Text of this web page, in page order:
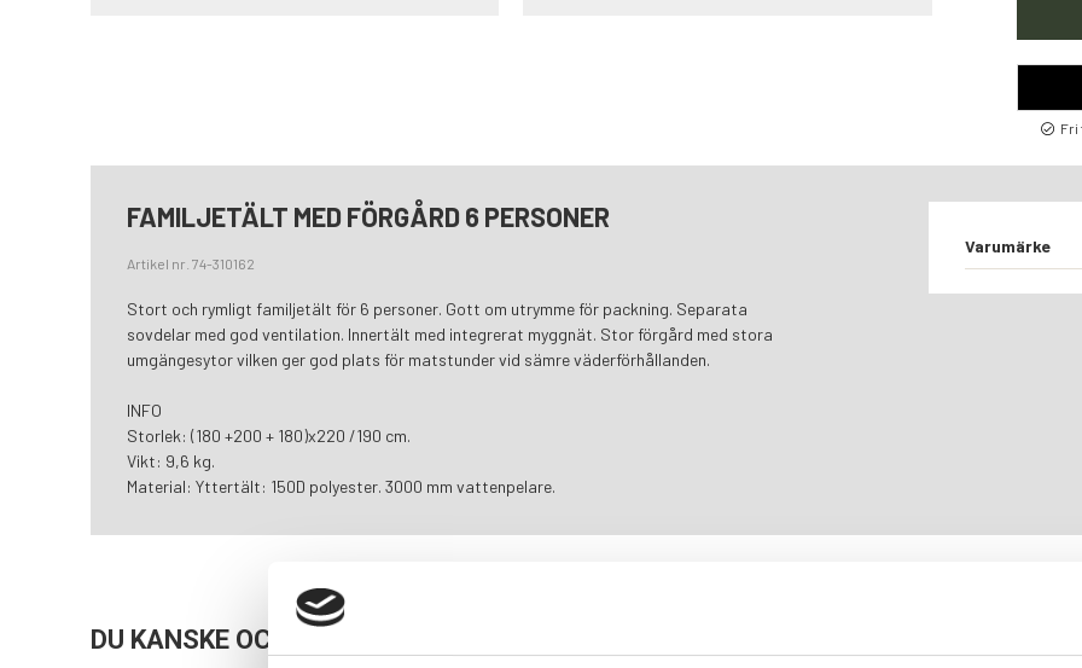
Fri
FAMILJETÄLT MED FÖRGÅRD 6 PERSONER
Artikel nr. 74-310162
Stort och rymligt familjetält för 6 personer. Gott om utrymme för packning. Separata
sovdelar med god ventilation. Innertält med integrerat myggnät. Stor förgård med stora
umgängesytor vilken ger god plats för matstunder vid sämre väderförhållanden.
INFO
Storlek: (180 +200 + 180)x220 /190 cm.
Vikt: 9,6 kg.
Material: Yttertält: 150D polyester. 3000 mm vattenpelare.
Varumärke
DU KANSKE OCKSÅ ÄR INTRESSERAD AV